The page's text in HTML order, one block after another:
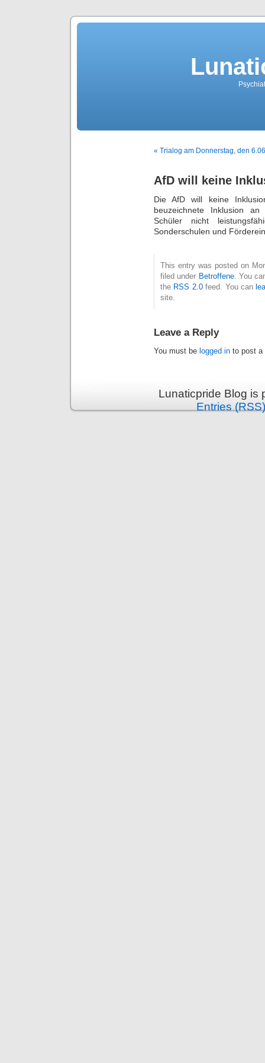
« Trialog am Donnerstag, den
AfD will keine
Die AfD will keine
beuzeichnete Inklusion
Schüler nicht
Sonderschulen und
This entry was posted on
filed under Betroffene. You
the RSS 2.0feed. You can
site.
Leave a Reply
You must be logged in to post a
Lunaticpride Blog is
Entries (RSS)